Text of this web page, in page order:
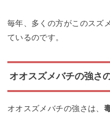
毎年、多くの方がこのスズ
ているのです。
オオスズメバチの強さ
オオスズメバチの強さは、